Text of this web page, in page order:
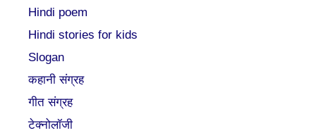
Hindi poem
Hindi stories for kids
Slogan
कहानी संग्रह
गीत संग्रह
टेक्नोलॉजी